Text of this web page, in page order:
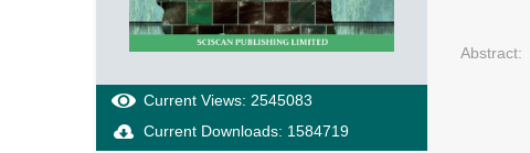
Current Views: 2545083
Current Downloads: 1584719
Abstract: